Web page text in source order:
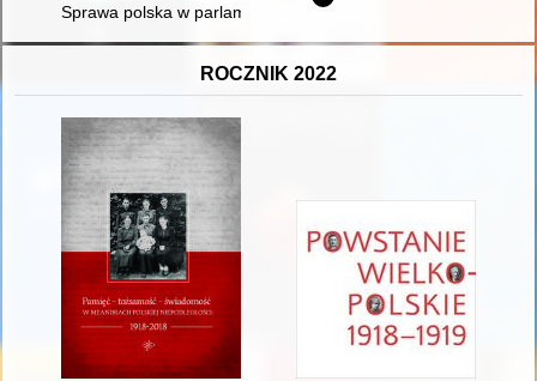
Sprawa polska w parlamencie frankfurckim 1848 roku
ROCZNIK 2022